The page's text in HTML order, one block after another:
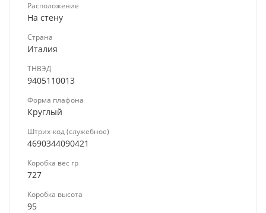
Расположение
На стену
Страна
Италия
ТНВЭД
9405110013
Форма плафона
Круглый
Штрих-код (служебное)
4690344090421
Коробка вес гр
727
Коробка высота
95